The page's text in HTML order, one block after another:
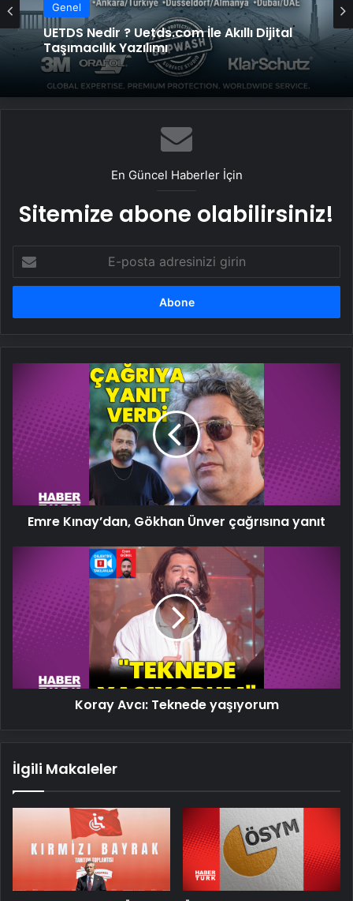
Genel
Yeni Dünya Düzensizliği Çağında Türk Dış
Politikası ve Hakan Fidan Faktörü
En Güncel Haberler İçin
Sitemize abone olabilirsiniz!
posta
adresinizi
Gökhan
Ünver
çağrısına
yanıt
Emre Kınay’dan, Gökhan Ünver çağrısına yanıt
Teknede
yaşıyorum
Koray Avcı: Teknede yaşıyorum
İlgili Makaleler